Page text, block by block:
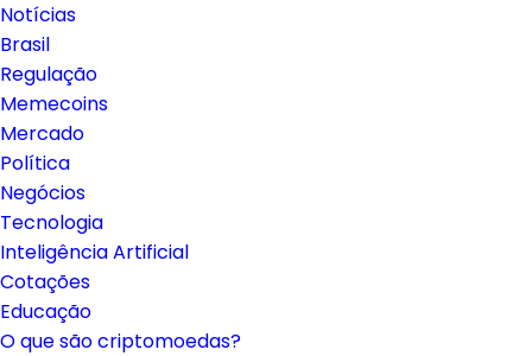
Notícias
Brasil
Regulação
Memecoins
Mercado
Política
Negócios
Tecnologia
Inteligência Artificial
Cotações
Educação
O que são criptomoedas?